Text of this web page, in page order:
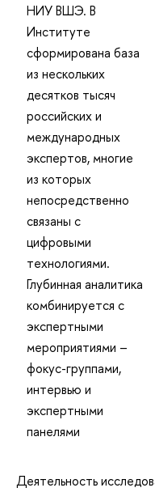
НИУ ВШЭ. В
Институте
сформирована база
из нескольких
десятков тысяч
российских и
международных
экспертов, многие
из которых
непосредственно
связаны с
цифровыми
технологиями.
Глубинная аналитика
комбинируется с
экспертными
мероприятиями –
фокус-группами,
интервью и
экспертными
панелями
Деятельность